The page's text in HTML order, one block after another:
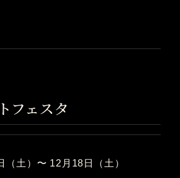
フェスタ
（土）〜 12月18日（土）